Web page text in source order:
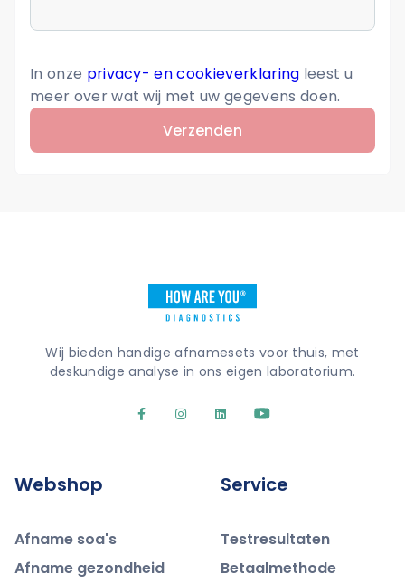
In onze privacy- en cookieverklaring leest u
meer over wat wij met uw gegevens doen.
Wij bieden handige afnamesets voor thuis, met
deskundige analyse in ons eigen laboratorium.
Webshop
Afname soa's
Afname gezondheid
Service
Testresultaten
Betaalmethode